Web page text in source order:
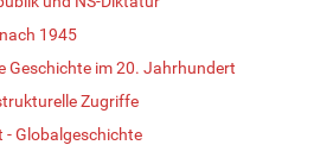
1945
Geschichte im 20. Jahrhundert
Zugriffe
- Globalgeschichte